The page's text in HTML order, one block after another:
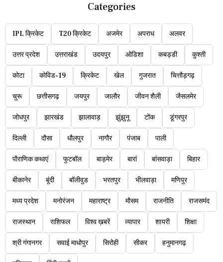
Categories
IPL क्रिकेट T20 क्रिकेट अजमेर अपराध अलवर
उत्तर प्रदेश उत्तराखंड उदयपुर ओडिशा कबड्डी कुश्ती
कोटा कोविड-19 क्रिकेट खेल गुजरात चित्तौड़गढ़
चुरू छत्तीसगढ़ जयपुर जालौर जीवन शैली जैसलमेर
जोधपुर झारखंड झालावाड़ झुंझुनू टोंक डूंगरपुर
दिल्ली दौसा धौलपुर नागौर पंजाब पाली
पौराणिक कथाएं फुटबॉल बाड़मेर बारां बांसवाड़ा बिहार
बीकानेर बूंदी बॉलीवुड भरतपुर भीलवाड़ा मणिपुर
मध्य प्रदेश मनोरंजन महाराष्ट्र मौसम राजनीति राजसमंद
राजस्थान राशिफल विश्व ख़बरें व्यापार शायरी शिक्षा
श्री गंगानगर सवाई माधोपुर सिरोही सीकर हनुमानगढ़